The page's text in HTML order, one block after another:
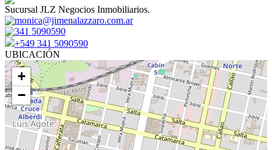
Sucursal JLZ Negocios Inmobiliarios.
monica@jimenalazzaro.com.ar
341 5090590
+549 341 5090590
UBICACIÓN
+
−